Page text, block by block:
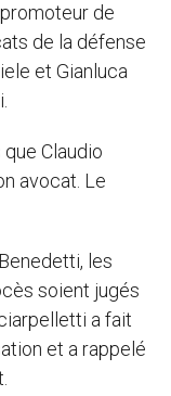
de
de la défense
et Gianluca
Claudio
avocat. Le
les
soient jugés
a fait
et a rappelé